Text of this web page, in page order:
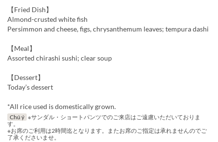
【Fried Dish】
Almond-crusted white fish
Persimmon and cheese, figs, chrysanthemum leaves; tempura dashi
【Meal】
Assorted chirashi sushi; clear soup
【Dessert】
Today’s dessert
*All rice used is domestically grown.
Chú ý ※サンダル・ショートパンツでのご来店はご遠慮いただいておりま
す。
※お席のご利用は2時間迄となります。またお席のご指定は承れませんのでご
了承くださいませ。